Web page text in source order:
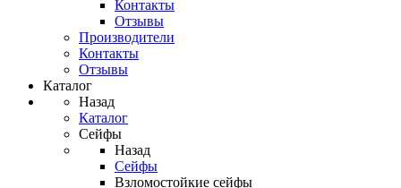
Контакты
Отзывы
Производители
Контакты
Отзывы
Каталог
Назад
Каталог
Сейфы
Назад
Сейфы
Взломостойкие сейфы